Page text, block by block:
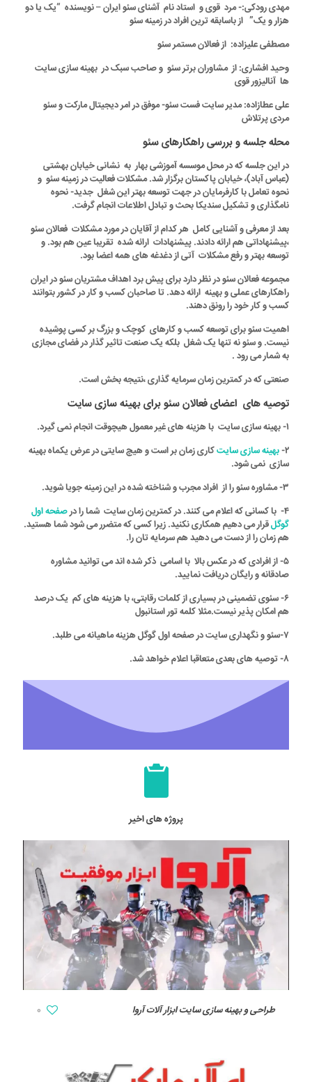
مهدی رودکی:- مرد قوی و استاد نام آشنای سئو ایران – نویسنده “یک یا دو
هزار و یک” از باسابقه ترین افراد در زمینه سئو
مصطفی علیزاده: از فعالان مستمر سئو
وحید افشاری: از مشاوران برتر سئو و صاحب سبک در بهینه سازی سایت
ها آنالیزور قوی
علی عطازاده: مدیر سایت فست سئو- موفق در امر دیجیتال مارکت و سئو
مردی پرتلاش
محله جلسه و بررسی راهکارهای سئو
در این جلسه که در محل موسسه آموزشی بهار به نشانی خیابان بهشتی
(عباس آباد)، خیابان پاکستان برگزار شد. مشکلات فعالیت در زمینه سئو و
نحوه تعامل با کارفرمایان در جهت توسعه بهتر این شغل جدید- نحوه
نامگذاری و تشکیل سندیکا بحث و تبادل اطلاعات انجام گرفت.
بعد از معرفی و آشنایی کامل هر کدام از آقایان در مورد مشکلات فعالان سئو
،پیشنهاداتی هم ارائه دادند. پیشنهادات ارائه شده تقریبا عین هم بود. و
توسعه بهتر و رفع مشکلات آتی از دغدغه های همه اعضا بود.
مجموعه فعالان سئو در نظر دارد برای پیش برد اهداف مشتریان سئو در ایران
راهکارهای عملی و بهینه ارائه دهد. تا صاحبان کسب و کار در کشور بتوانند
کسب و کار خود را رونق دهند.
اهمیت سئو برای توسعه کسب و کارهای کوچک و بزرگ بر کسی پوشیده
نیست. و سئو نه تنها یک شغل بلکه یک صنعت تاثیر گذار در فضای مجازی
به شمار می رود .
صنعتی که در کمترین زمان سرمایه گذاری ،نتیجه بخش است.
توصیه های اعضای فعالان سئو برای بهینه سازی سایت
۱- بهینه سازی سایت با هزینه های غیر معمول هیچوقت انجام نمی گیرد.
۲- بهینه سازی سایتکاری زمان بر است و هیچ سایتی در عرض یکماه بهینه
سازی نمی شود.
۳- مشاوره سئو را از افراد مجرب و شناخته شده در این زمینه جویا شوید.
۴- با کسانی که اعلام می کنند. در کمترین زمان سایت شما را در
صفحه اول
گوگلقرار می دهیم همکاری نکنید. زیرا کسی که متضرر می شود شما هستید.
هم زمان را از دست می دهید هم سرمایه تان را.
۵- از افرادی که در عکس بالا با اسامی ذکر شده اند می توانید مشاوره
صادقانه و رایگان دریافت نمایید.
۶- سئوی تضمینیدر بسیاری از کلمات رقابتی، با هزینه های کم یک درصد
هم امکان پذیر نیست.مثلا کلمه تور استانبول
۷-سئو و نگهداری سایت در صفحه اول گوگل هزینه ماهیانه می طلبد.
۸- توصیه های بعدی متعاقبا اعلام خواهد شد.
پروژه های اخیر
طراحی و بهینه سازی سایت ابزار آلات آروا 0